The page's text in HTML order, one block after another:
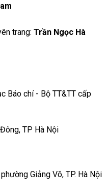
trang: Trần Ngọc Hà
Báo chí - Bộ TT&TT cấp
TP Hà Nội
Giảng Võ, TP. Hà Nội